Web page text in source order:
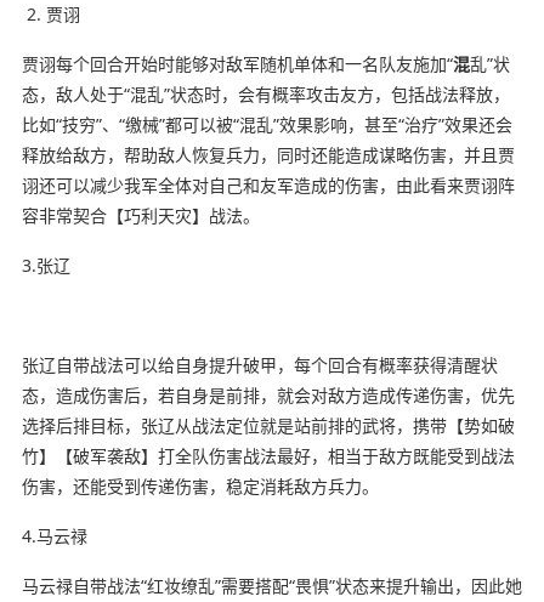
2. 贾诩
贾诩每个回合开始时能够对敌军随机单体和一名队友施加“混乱”状
态，敌人处于“混乱”状态时，会有概率攻击友方，包括战法释放，
比如“技穷”、“缴械”都可以被“混乱”效果影响，甚至“治疗”效果还会
释放给敌方，帮助敌人恢复兵力，同时还能造成谋略伤害，并且贾
诩还可以减少我军全体对自己和友军造成的伤害，由此看来贾诩阵
容非常契合【巧利天灾】战法。
3.张辽
张辽自带战法可以给自身提升破甲，每个回合有概率获得清醒状
态，造成伤害后，若自身是前排，就会对敌方造成传递伤害，优先
选择后排目标，张辽从战法定位就是站前排的武将，携带【势如破
竹】【破军袭敌】打全队伤害战法最好，相当于敌方既能受到战法
伤害，还能受到传递伤害，稳定消耗敌方兵力。
4.马云禄
马云禄自带战法“红妆缭乱”需要搭配“畏惧”状态来提升输出，因此她